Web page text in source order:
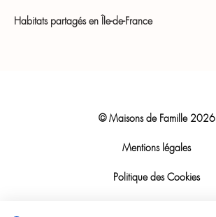
Habitats partagés en Île-de-France
© Maisons de Famille 2026
Mentions légales
Politique des Cookies